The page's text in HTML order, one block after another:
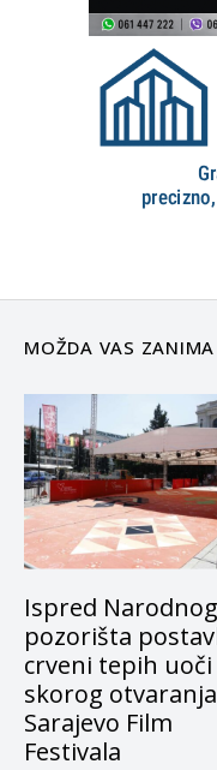
MOŽDA VAS ZANIMA
Ispred Narodnog
pozorišta
crveni tepih uoči
skorog otvaranja
Sarajevo Film
Festivala